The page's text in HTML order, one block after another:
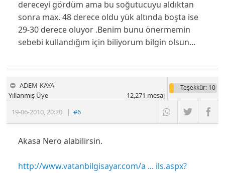
dereceyi gördüm ama bu soğutucuyu aldıktan
sonra max. 48 derece oldu yük altında boşta ise
29-30 derece oluyor .Benim bunu önermemin
sebebi kullandığım için biliyorum bilgin olsun...
ADEM-KAYA
19-06-2010 20:20 |#6
Yıllanmış Üye
Teşekkür: 10
12,271 mesaj
Akasa Nero alabilirsin.
http://www.vatanbilgisayar.com/a ... ils.aspx?